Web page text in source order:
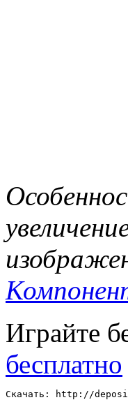
Играйте
бесплатно
Скачать: http://